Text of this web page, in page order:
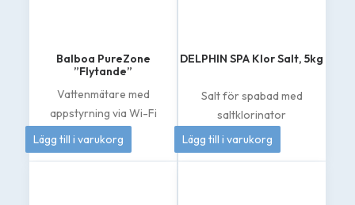
Balboa PureZone
”Flytande”
Vattenmätare med
appstyrning via Wi-Fi
4 995kr
Lägg till i varukorg
DELPHIN SPA Klor Salt, 5kg
Salt för spabad med
saltklorinator
419kr
Lägg till i varukorg